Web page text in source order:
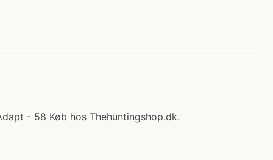
- 58 Køb hos Thehuntingshop.dk.